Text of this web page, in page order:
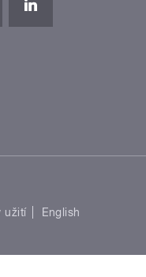
užití
English